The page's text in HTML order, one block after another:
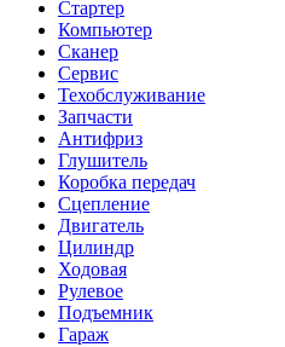
Стартер
Компьютер
Сканер
Сервис
Техобслуживание
Запчасти
Антифриз
Глушитель
Коробка передач
Сцепление
Двигатель
Цилиндр
Ходовая
Рулевое
Подъемник
Гараж